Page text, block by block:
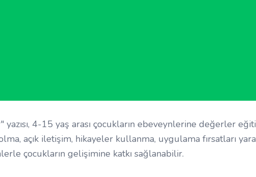
4-15 yaş arası çocukların ebeveynlerine değerler
açık iletişim, hikayeler kullanma, uygulama fırsatları
çocukların gelişimine katkı sağlanabilir.